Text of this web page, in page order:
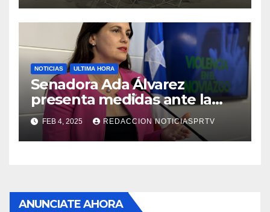
NOTICIAS ULTIMA HORA
Senadora Ada Álvarez
presenta medidas ante la
violencia en el noviazgo
FEB 4, 2025 REDACCION NOTICIASPRTV
ANUNCIATE AHORA